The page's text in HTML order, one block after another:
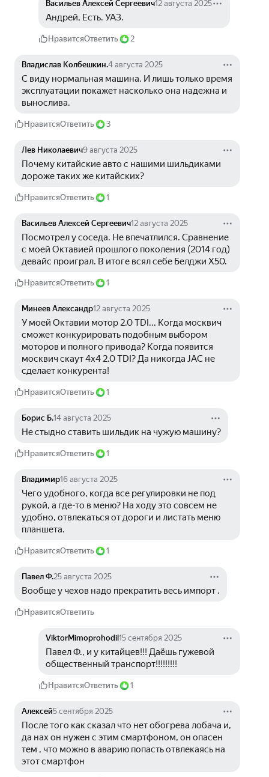
Васильев Алексей Сергеевич12 августа 2025
Андрей, Есть. УАЗ.
НравитсяОтветить 2
Владислав Колбешкин.4 августа 2025
С виду нормальная машина. И лишь только время
эксплуатации покажет насколько она надежна и
вынослива.
НравитсяОтветить 3
Лев Николаевич9 августа 2025
Почему китайские авто с нашими шильдиками
дороже таких же китайских?
НравитсяОтветить 1
Васильев Алексей Сергеевич12 августа 2025
Посмотрел у соседа. Не впечатлился. Сравнение
с моей Октавией прошлого поколения (2014 год)
девайс проиграл. В итоге всял себе Белджи Х50.
НравитсяОтветить 1
Минеев Александр12 августа 2025
У моей Октавии мотор 2.0 TDI... Когда москвич
сможет конкурировать подобным выбором
моторов и полного привода? Когда появится
москвич скаут 4х4 2.0 TDI? Да никогда JAC не
сделает конкурента!
НравитсяОтветить 1
Борис Б.14 августа 2025
Не стыдно ставить шильдик на чужую машину?
НравитсяОтветить 1
Владимир16 августа 2025
Чего удобного, когда все регулировки не под
рукой, а где-то в меню? На ходу это совсем не
удобно, отвлекаться от дороги и листать меню
планшета.
НравитсяОтветить 1
Павел Ф.25 августа 2025
Вообще у чехов надо прекратить весь импорт .
НравитсяОтветить
ViktorMimoprohodil 15 сентября 2025
Павел Ф., и у китайцев!!! Даёшь гужевой
общественный транспорт!!!!!!!!!
НравитсяОтветить 1
Алексей5 сентября 2025
После того как сказал что нет обогрева лобача и,
да нах он нужен с этим смартфоном, он опасен
тем , что можно в аварию попасть отвлекаясь на
этот смартфон